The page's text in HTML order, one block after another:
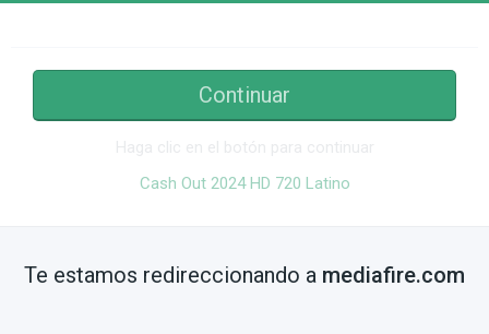
Continuar
Cash Out 2024 HD 720 Latino
Te estamos redireccionando a mediafire.com